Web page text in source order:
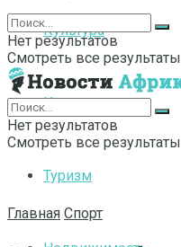
Культура
Интернет
Туризм
Нет результатов
Смотреть все результаты
Нет результатов
Смотреть все результаты
Главная Спорт